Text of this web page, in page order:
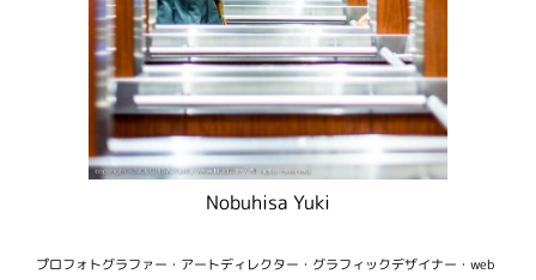
Nobuhisa Yuki
プロフォトグラファー・アートディレクター・グラフィックデザイナー・web